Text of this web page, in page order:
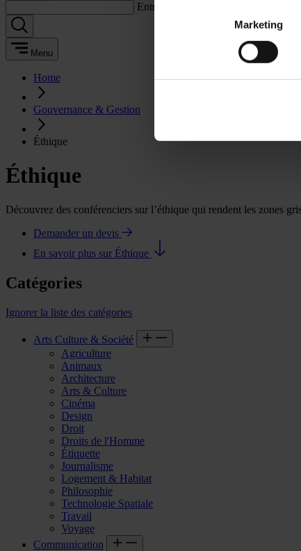
Marketing
Entrez un terme de recherche :
Menu
Home
Gouvernance & Gestion
Éthique
Éthique
Découvrez des conférenciers sur l’éthique qui rendent les zones
Demander un devis
En savoir plus sur Éthique
Catégories
Ignorer la liste des catégories
Arts Culture & Société
Agriculture
Animaux
Architecture
Arts & Culture
Cinéma
Design
Droit
Droits de l'Homme
Étiquette
Journalisme
Logement & Habitat
Philosophie
Technologie Spatiale
Travail
Voyage
Communication